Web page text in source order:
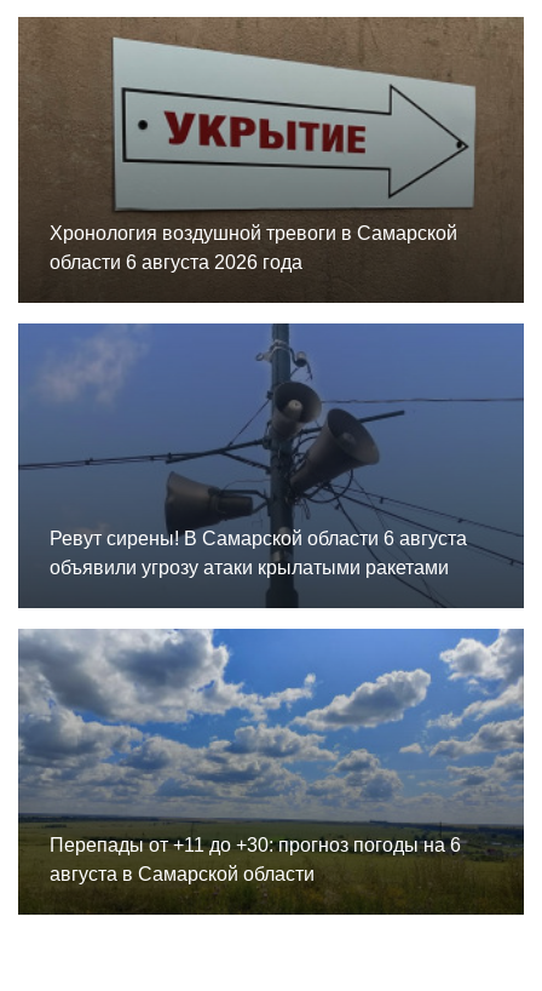
Хронология воздушной тревоги в Самарской
области 6 августа 2026 года
Ревут сирены! В Самарской области 6 августа
объявили угрозу атаки крылатыми ракетами
Перепады от +11 до +30: прогноз погоды на 6
августа в Самарской области